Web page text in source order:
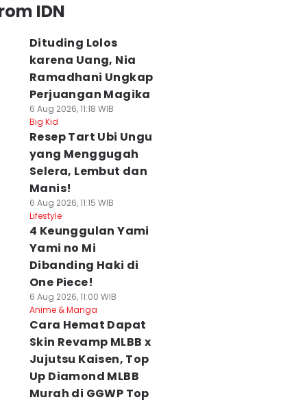
IDN
Dituding Lolos
karena Uang, Nia
Ramadhani Ungkap
Perjuangan Magika
6 Aug 2026, 11:18 WIB
Big Kid
Resep Tart Ubi Ungu
yang Menggugah
Selera, Lembut dan
Manis!
6 Aug 2026, 11:15 WIB
Lifestyle
4 Keunggulan Yami
Yami no Mi
Dibanding Haki di
One Piece!
6 Aug 2026, 11:00 WIB
Anime & Manga
Cara Hemat Dapat
Skin Revamp MLBB x
Jujutsu Kaisen, Top
Up Diamond MLBB
Murah di GGWP Top